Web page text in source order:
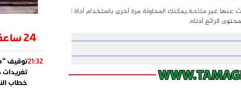
24 ساعة
21:32توقيف
خطاب